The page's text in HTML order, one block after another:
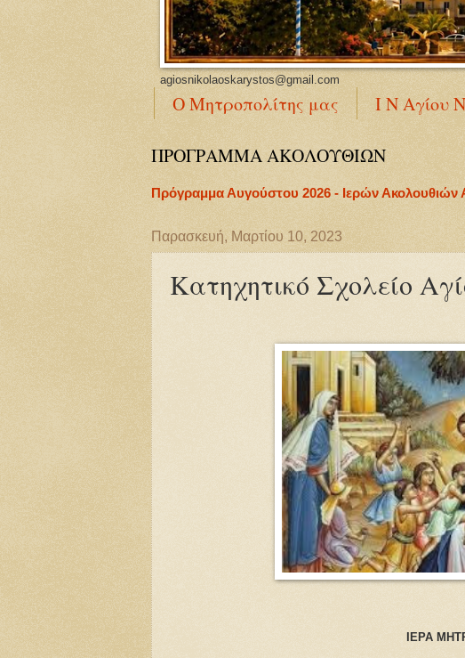
agiosnikolaoskarystos@gmail.com
Ο Μητροπολίτης μας Ι Ν Αγίου
ΠΡΟΓΡΑΜΜΑ ΑΚΟΛΟΥΘΙΩΝ
Πρόγραμμα Αυγούστου 2026 - Ιερών Ακολουθιών
Παρασκευή, Μαρτίου 10, 2023
Κατηχητικό Σχολείο
ΙΕΡΑ